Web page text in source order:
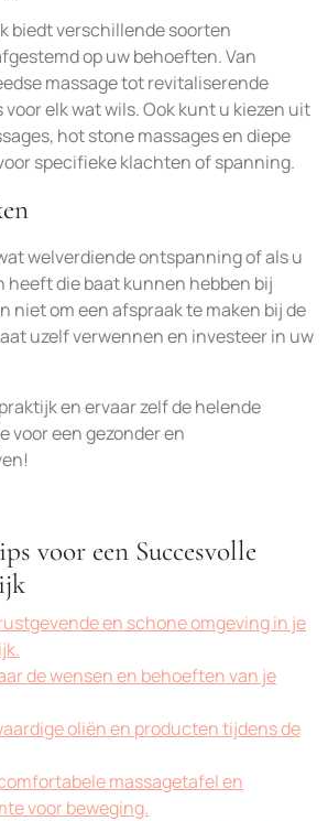
biedt verschillende soorten
op uw behoeften. Van
massage tot revitaliserende
voor elk wat wils. Ook kunt u kiezen uit
hot stone massages en diepe
specifieke klachten of spanning.
welverdiende ontspanning of als u
heeft die baat kunnen hebben bij
niet om een afspraak te maken bij de
uzelf verwennen en investeer in uw
en ervaar zelf de helende
voor een gezonder en
voor een Succesvolle
en schone omgeving in je
de wensen en behoeften van je
oliën en producten tijdens de
massagetafel en
voor beweging.